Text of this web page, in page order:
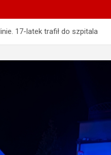
17-latek trafił do szpitala